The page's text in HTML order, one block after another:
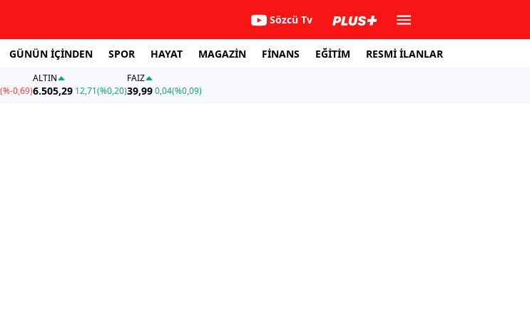
Sözcü Tv
GÜNÜN İÇİNDEN SPOR HAYAT MAGAZİN FİNANS EĞİTİM RESMİ İLANLAR
(%-0,69)
ALTIN
6.505,29 12,71(%0,20)
FAİZ
39,990,04(%0,09)